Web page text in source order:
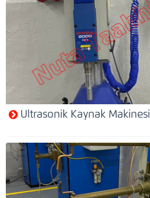
Ultrasonik Kaynak Makinesi